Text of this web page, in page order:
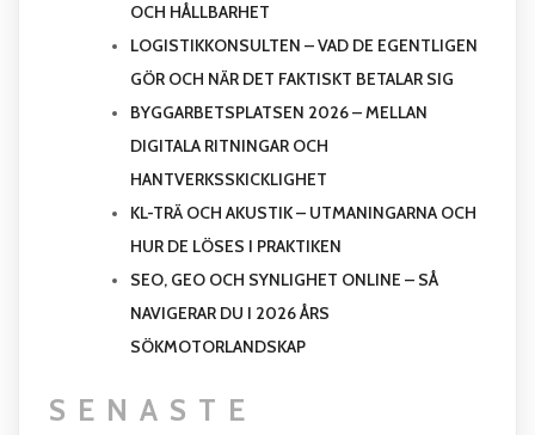
OCH HÅLLBARHET
LOGISTIKKONSULTEN – VAD DE EGENTLIGEN
GÖR OCH NÄR DET FAKTISKT BETALAR SIG
BYGGARBETSPLATSEN 2026 – MELLAN
DIGITALA RITNINGAR OCH
HANTVERKSSKICKLIGHET
KL-TRÄ OCH AKUSTIK – UTMANINGARNA OCH
HUR DE LÖSES I PRAKTIKEN
SEO, GEO OCH SYNLIGHET ONLINE – SÅ
NAVIGERAR DU I 2026 ÅRS
SÖKMOTORLANDSKAP
SENASTE